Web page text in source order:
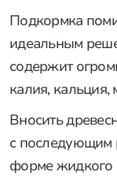
Подкормка
идеальным
содержит
калия, кальция,
Вносить
с последующим
форме жидкого